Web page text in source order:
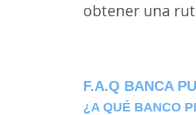
obtener una
F.A.Q BANCA
¿A QUÉ BANCO